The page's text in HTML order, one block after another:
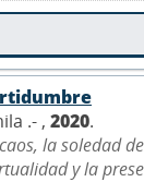
.- , 2020.
la soledad
y la